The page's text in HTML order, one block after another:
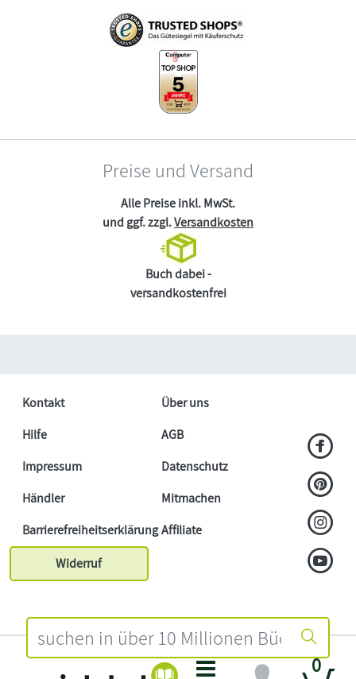
0
Preise und Versand
Alle Preise inkl. MwSt.
und ggf. zzgl.Versandkosten
Buch dabei -
versandkostenfrei
Kontakt
Über uns
Hilfe
AGB
Impressum
Datenschutz
Händler
Mitmachen
BarrierefreiheitserklärungAffiliate
Widerruf